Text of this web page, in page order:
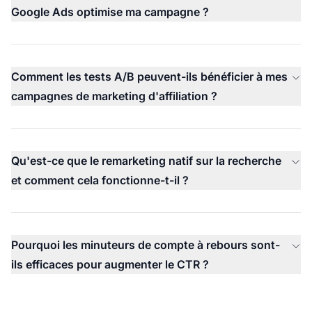
Google Ads optimise ma campagne ?
Comment les tests A/B peuvent-ils bénéficier à mes
campagnes de marketing d'affiliation ?
Qu'est-ce que le remarketing natif sur la recherche
et comment cela fonctionne-t-il ?
Pourquoi les minuteurs de compte à rebours sont-
ils efficaces pour augmenter le CTR ?